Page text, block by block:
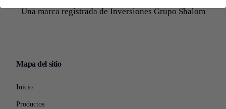
Una marca registrada de Inversiones Grupo Shalom
Mapa del sitio
Inicio
Productos